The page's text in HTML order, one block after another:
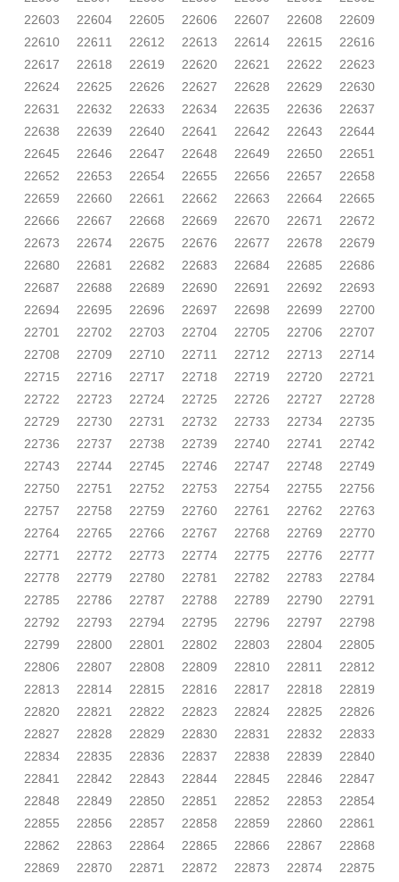
22603
22604 22605 22606 22607 22608
22609
22610
22611 22612 22613 22614 22615
22616
22617
22618 22619 22620 22621 22622
22623
22624
22625 22626 22627 22628 22629
22630
22631
22632 22633 22634 22635 22636
22637
22638
22639 22640 22641 22642 22643
22644
22645
22646 22647 22648 22649 22650
22651
22652
22653 22654 22655 22656 22657
22658
22659
22660 22661 22662 22663 22664
22665
22666
22667 22668 22669 22670 22671
22672
22673
22674 22675 22676 22677 22678
22679
22680
22681 22682 22683 22684 22685
22686
22687
22688 22689 22690 22691 22692
22693
22694
22695 22696 22697 22698 22699
22700
22701
22702 22703 22704 22705 22706
22707
22708
22709 22710 22711 22712 22713
22714
22715
22716 22717 22718 22719 22720
22721
22722
22723 22724 22725 22726 22727
22728
22729
22730 22731 22732 22733 22734
22735
22736
22737 22738 22739 22740 22741
22742
22743
22744 22745 22746 22747 22748
22749
22750
22751 22752 22753 22754 22755
22756
22757
22758 22759 22760 22761 22762
22763
22764
22765 22766 22767 22768 22769
22770
22771
22772 22773 22774 22775 22776
22777
22778
22779 22780 22781 22782 22783
22784
22785
22786 22787 22788 22789 22790
22791
22792
22793 22794 22795 22796 22797
22798
22799
22800 22801 22802 22803 22804
22805
22806
22807 22808 22809 22810 22811
22812
22813
22814 22815 22816 22817 22818
22819
22820
22821 22822 22823 22824 22825
22826
22827
22828 22829 22830 22831 22832
22833
22834
22835 22836 22837 22838 22839
22840
22841
22842 22843 22844 22845 22846
22847
22848
22849 22850 22851 22852 22853
22854
22855
22856 22857 22858 22859 22860
22861
22862
22863 22864 22865 22866 22867
22868
22869
22870 22871 22872 22873 22874
22875